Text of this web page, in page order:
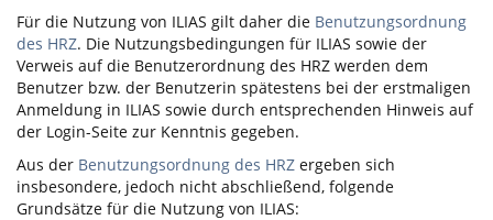
Für die Nutzung von ILIAS gilt daher die Benutzungsordnung
des HRZ. Die Nutzungsbedingungen für ILIAS sowie der
Verweis auf die Benutzerordnung des HRZ werden dem
Benutzer bzw. der Benutzerin spätestens bei der erstmaligen
Anmeldung in ILIAS sowie durch entsprechenden Hinweis auf
der Login-Seite zur Kenntnis gegeben.
Aus der Benutzungsordnung des HRZ ergeben sich
insbesondere, jedoch nicht abschließend, folgende
Grundsätze für die Nutzung von ILIAS: